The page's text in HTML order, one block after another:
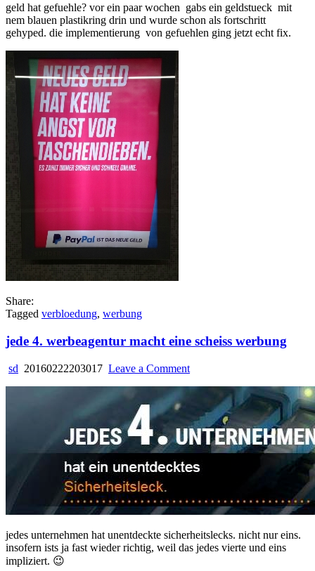
hat
angst?
geld hat gefuehle? vor ein paar wochen gabs ein geldstueck mit
nem blauen plastikring drin und wurde schon als fortschritt
gehyped. die implementierung von gefuehlen ging jetzt echt fix.
Share:
Tagged verbloedung, werbung
jede 4. werbeagentur macht eine scheiss werbung
sd 20160222203017 Leave a Commenton
4.
werbeagentur
macht
eine
scheiss
werbung
jedes unternehmen hat unentdeckte sicherheitslecks. nicht nur eins.
insofern ists ja fast wieder richtig, weil das jedes vierte und eins
impliziert. 😉